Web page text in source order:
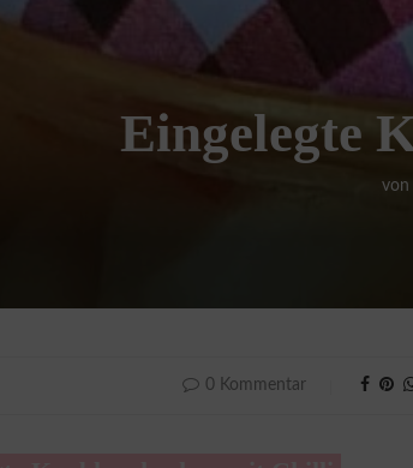
Eingelegte
von
0 Kommentar